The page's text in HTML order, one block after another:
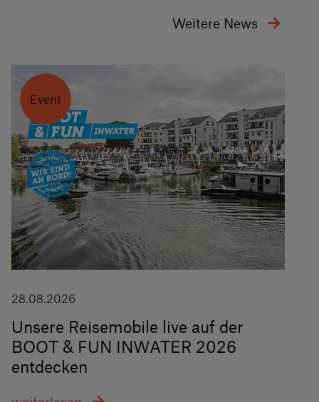
Weitere News
Event
28.08.2026
Unsere Reisemobile live auf der
BOOT & FUN INWATER 2026
entdecken